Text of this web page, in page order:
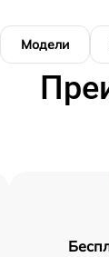
Модели